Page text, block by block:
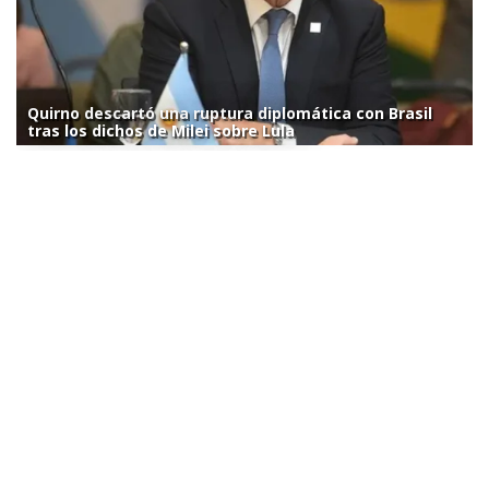
Quirno descartó una ruptura diplomática con Brasil
tras los dichos de Milei sobre Lula